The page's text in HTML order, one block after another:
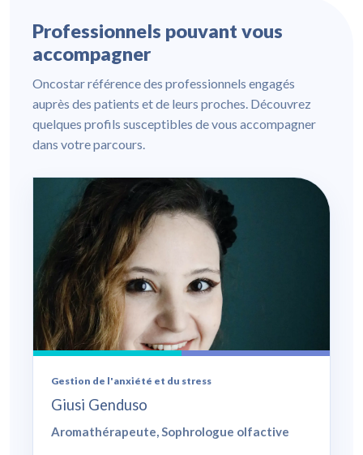
Professionnels pouvant vous
accompagner
Oncostar référence des professionnels engagés
auprès des patients et de leurs proches. Découvrez
quelques profils susceptibles de vous accompagner
dans votre parcours.
Gestion de l'anxiété et du stress
Giusi Genduso
Aromathérapeute, Sophrologue olfactive